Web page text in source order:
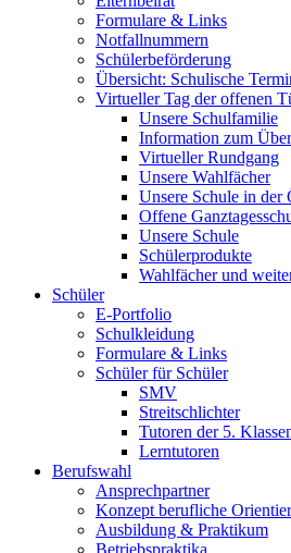
Formulare & Links
Notfallnummern
Schülerbeförderung
Übersicht: Schulische
Virtueller Tag der offenen
Unsere Schulfamilie
Information zum
Virtueller Rundgang
Unsere Wahlfächer
Unsere Schule in der
Offene
Unsere Schule
Schülerprodukte
Wahlfächer und
Schüler
E-Portfolio
Schulkleidung
Formulare & Links
Schüler für Schüler
SMV
Streitschlichter
Tutoren der 5.
Lerntutoren
Berufswahl
Ansprechpartner
Konzept berufliche
Ausbildung & Praktikum
Betriebspraktika